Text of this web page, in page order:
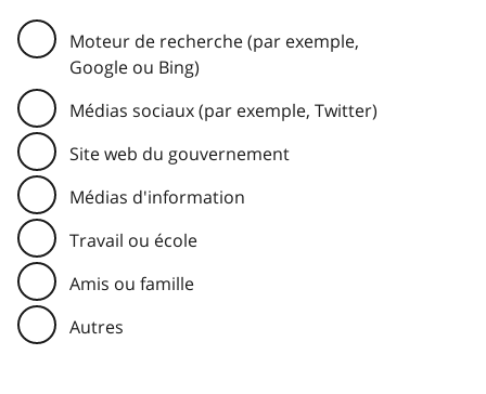
Moteur de recherche (par exemple,
Google ou Bing)
Médias sociaux (par exemple, Twitter)
Site web du gouvernement
Médias d'information
Travail ou école
Amis ou famille
Autres